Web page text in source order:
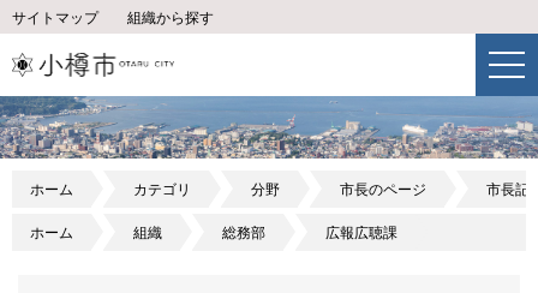
サイトマップ 組織から探す
ホーム カテゴリ 分野 市長のページ 市長記
ホーム 組織 総務部 広報広聴課